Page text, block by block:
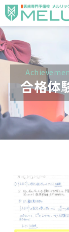
説明会/講座
校舎情報
入学案内
合格実績・合格体験
医学部解答速報2026
合格体